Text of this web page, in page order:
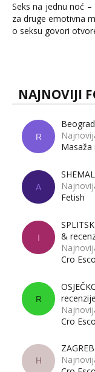
Seks na jednu noć
za druge emotivna
o seksu govori
dalje izaziva
NAJNOVIJI
R
Masaža
A
Fetish
I
&
Cro
R
recenzije
Cro
H